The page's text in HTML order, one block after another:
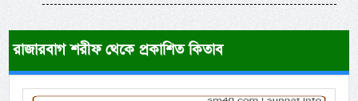
রাজারবাগ শরীফ থেকে প্রকাশিত কিতাব